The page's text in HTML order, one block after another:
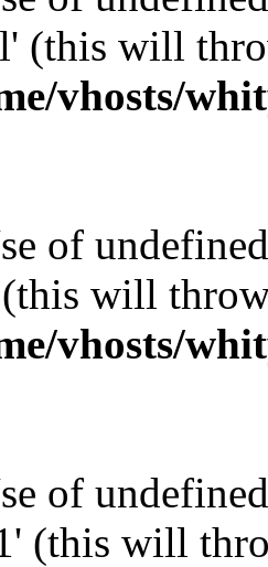
(this will
vhosts/
of
will
vhosts/
of
(this will